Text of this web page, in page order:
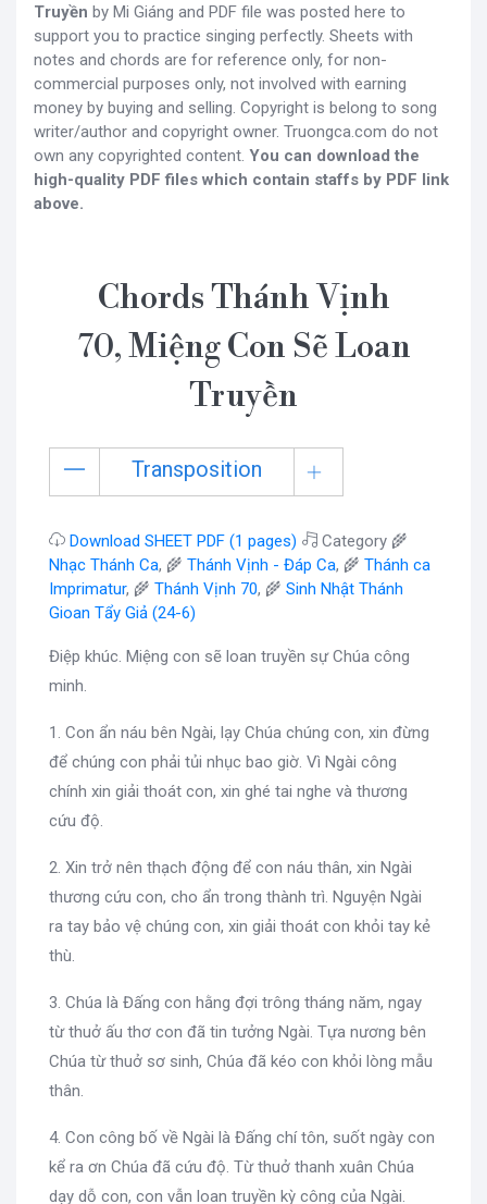
Truyền by Mi Giáng and PDF file was posted here to
support you to practice singing perfectly. Sheets with
notes and chords are for reference only, for non-
commercial purposes only, not involved with earning
money by buying and selling. Copyright is belong to song
writer/author and copyright owner. Truongca.com do not
own any copyrighted content. You can download the
high-quality PDF files which contain staffs by PDF link
above.
Chords Thánh Vịnh
70, Miệng Con Sẽ Loan
Truyền
Transposition
Download SHEET PDF (1 pages)
Category 🌾
Nhạc Thánh Ca, 🌾 Thánh Vịnh - Đáp Ca, 🌾 Thánh ca
Imprimatur, 🌾 Thánh Vịnh 70, 🌾 Sinh Nhật Thánh
Gioan Tẩy Giả (24-6)
Điệp khúc. Miệng con sẽ loan truyền sự Chúa công
minh.
1. Con ẩn náu bên Ngài, lạy Chúa chúng con, xin đừng
để chúng con phải tủi nhục bao giờ. Vì Ngài công
chính xin giải thoát con, xin ghé tai nghe và thương
cứu độ.
2. Xin trở nên thạch động để con náu thân, xin Ngài
thương cứu con, cho ẩn trong thành trì. Nguyện Ngài
ra tay bảo vệ chúng con, xin giải thoát con khỏi tay kẻ
thù.
3. Chúa là Đấng con hằng đợi trông tháng năm, ngay
từ thuở ấu thơ con đã tin tưởng Ngài. Tựa nương bên
Chúa từ thuở sơ sinh, Chúa đã kéo con khỏi lòng mẫu
thân.
4. Con công bố về Ngài là Đấng chí tôn, suốt ngày con
kể ra ơn Chúa đã cứu độ. Từ thuở thanh xuân Chúa
dạy dỗ con, con vẫn loan truyền kỳ công của Ngài.